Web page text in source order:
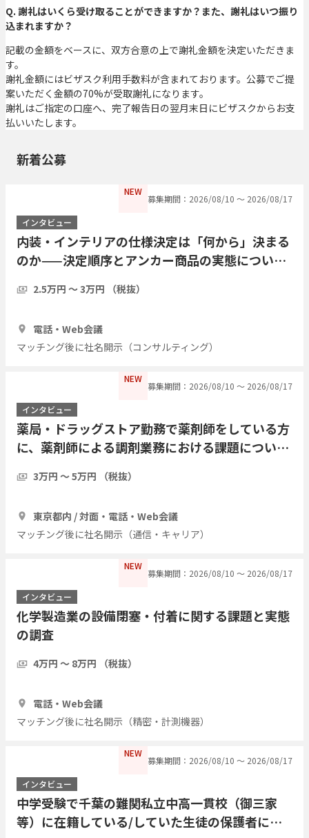
Q. 謝礼はいくら受け取ることができますか？また、謝礼はいつ振り
込まれますか？
記載の金額をベースに、双方合意の上で謝礼金額を決定いただきま
す。
謝礼金額にはビザスク利用手数料が含まれております。公募でご提
案いただく金額の70%が受取謝礼になります。
謝礼はご指定の口座へ、完了報告日の翌月末日にビザスクからお支
払いいたします。
新着公募
NEW
募集期間：2026/08/10 〜 2026/08/17
インタビュー
内装・インテリアの仕様決定は「何から」決まる
のか——決定順序とアンカー商品の実態について
2.5万円 〜 3万円 （税抜）
電話・Web会議
マッチング後に社名開示（コンサルティング）
NEW
募集期間：2026/08/10 〜 2026/08/17
インタビュー
薬局・ドラッグストア勤務で薬剤師をしている方
に、薬剤師による調剤業務における課題について
3万円 〜 5万円 （税抜）
東京都内 / 対面・電話・Web会議
マッチング後に社名開示（通信・キャリア）
NEW
募集期間：2026/08/10 〜 2026/08/17
インタビュー
化学製造業の設備閉塞・付着に関する課題と実態
の調査
4万円 〜 8万円 （税抜）
電話・Web会議
マッチング後に社名開示（精密・計測機器）
NEW
募集期間：2026/08/10 〜 2026/08/17
インタビュー
中学受験で千葉の難関私立中高一貫校（御三家
等）に在籍している/していた生徒の保護者にイ